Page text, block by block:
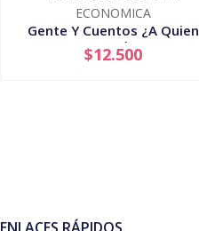
ECONOMICA
Gente Y Cuentos ¿A Quien
Pertence La Literatuta?
+
$12.500